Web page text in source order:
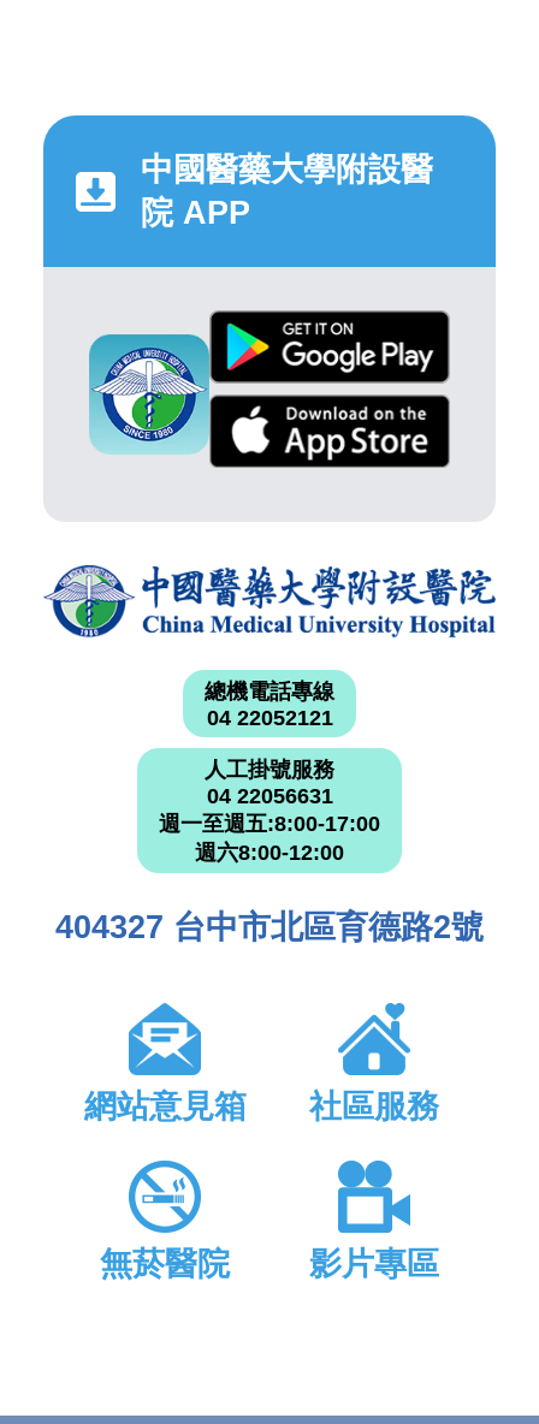
中國醫藥大學附設醫
院 APP
總機電話專線
04 22052121
人工掛號服務
04 22056631
週一至週五:8:00-17:00
週六8:00-12:00
404327 台中市北區育德路2號
網站意見箱 社區服務
無菸醫院 影片專區